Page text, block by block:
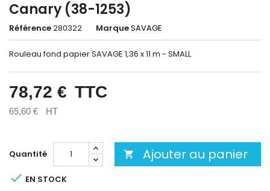
Canary (38-1253)
Référence280322 MarqueSAVAGE
Rouleau fond papier SAVAGE 1,36 x 11 m - SMALL
78,72 € TTC
65,60 € HT
Quantité  Ajouter au panier
 EN STOCK